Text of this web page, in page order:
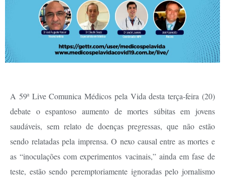
A 59ª Live Comunica Médicos pela Vida desta terça-feira (20)
debate o espantoso aumento de mortes súbitas em jovens
saudáveis, sem relato de doenças pregressas, que não estão
sendo relatadas pela imprensa. O nexo causal entre as mortes e
as “inoculações com experimentos vacinais,” ainda em fase de
teste, estão sendo peremptoriamente ignoradas pelo jornalismo